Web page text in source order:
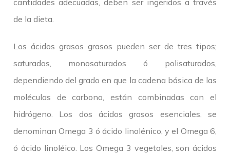
cantidades adecuadas, deben ser ingeridos a través
de la dieta.
Los ácidos grasos grasos pueden ser de tres tipos;
saturados, monosaturados ó polisaturados,
dependiendo del grado en que la cadena básica de las
moléculas de carbono, están combinadas con el
hidrógeno. Los dos ácidos grasos esenciales, se
denominan Omega 3 ó ácido linolénico, y el Omega 6,
ó ácido linoléico. Los Omega 3 vegetales, son ácidos